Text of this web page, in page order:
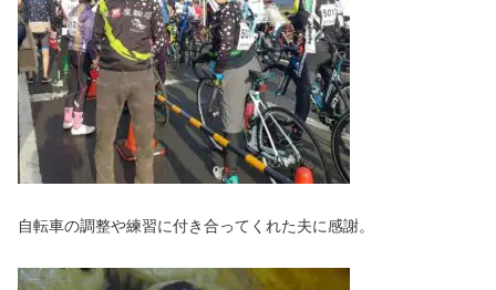
自転車の調整や練習に付き合ってくれた夫に感謝。